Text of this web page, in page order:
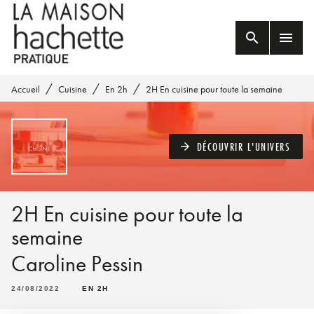
MENU RECHERCHE
PIED DE PAGE
search menu
Accueil / Cuisine / En 2h / 2H En cuisine pour toute la semaine
arrow_forward DÉCOUVRIR L'UNIVERS
2H En cuisine pour toute la
semaine
Caroline Pessin
24/08/2022 EN 2H